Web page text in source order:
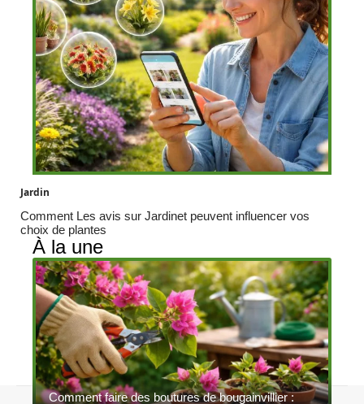
Jardin
Comment Les avis sur Jardinet peuvent influencer vos
choix de plantes
À la une
Comment faire des boutures de bougainvillier :